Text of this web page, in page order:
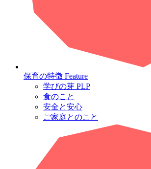
保育の特徴 Feature
学びの芽 PLP
食のこと
安全と安心
ご家庭とのこと